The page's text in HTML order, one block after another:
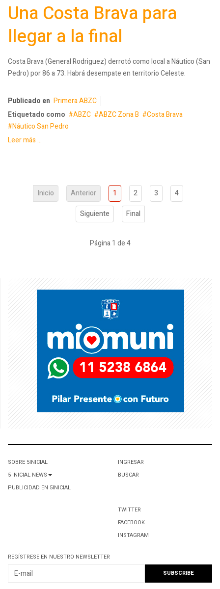
Una Costa Brava para
llegar a la final
Costa Brava (General Rodriguez) derrotó como local a Náutico (San
Pedro) por 86 a 73. Habrá desempate en territorio Celeste.
Publicado en Primera ABZC
Etiquetado como
ABZC ABZC Zona B
Costa Brava
Náutico San Pedro
Leer más ...
Inicio Anterior 1 2 3
4
Siguiente
Final
Página 1 de 4
SOBRE 5INICIAL
5 INICIAL NEWS
PUBLICIDAD EN 5INICIAL
INGRESAR
BUSCAR
TWITTER
FACEBOOK
INSTAGRAM
REGÍSTRESE EN NUESTRO NEWSLETTER